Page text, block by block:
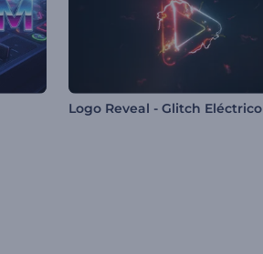
Logo Reveal - Glitch Eléctrico